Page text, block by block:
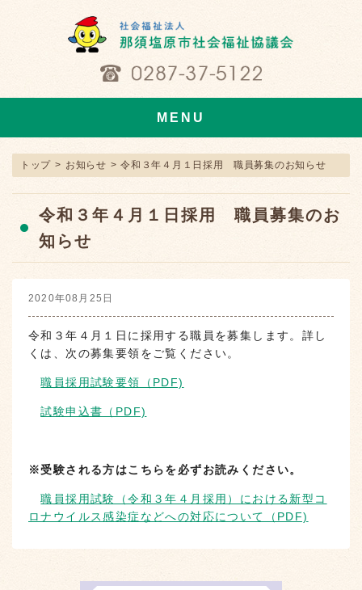
MENU
トップ > お知らせ > 令和３年４月１日採用 職員募集のお知らせ
令和３年４月１日採用 職員募集のお
知らせ
2020年08月25日
令和３年４月１日に採用する職員を募集します。詳し
くは、次の募集要領をご覧ください。
職員採用試験要領（PDF)
試験申込書（PDF)
※受験される方はこちらを必ずお読みください。
職員採用試験（令和３年４月採用）における新型コ
ロナウイルス感染症などへの対応について（PDF)